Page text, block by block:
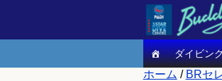
ダイビン
ホーム / BRセ